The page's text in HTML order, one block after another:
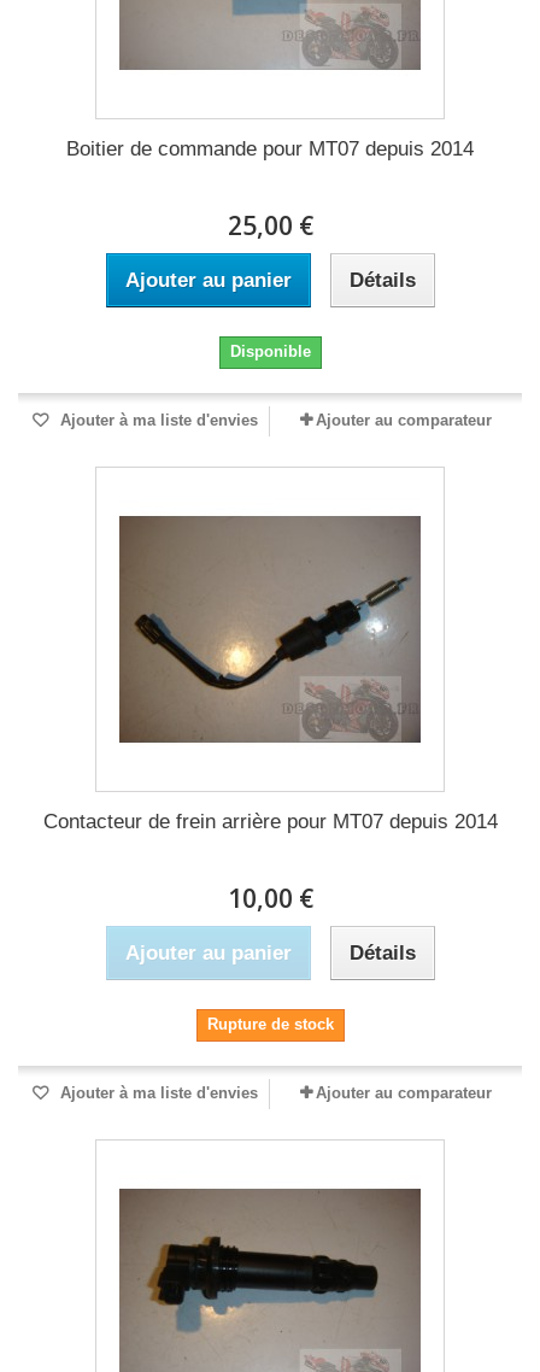
Boitier de commande pour MT07 depuis 2014
25,00 €
Ajouter au panier Détails
Disponible
Ajouter à ma liste d'envies Ajouter au comparateur
Contacteur de frein arrière pour MT07 depuis 2014
10,00 €
Ajouter au panier Détails
Rupture de stock
Ajouter à ma liste d'envies Ajouter au comparateur